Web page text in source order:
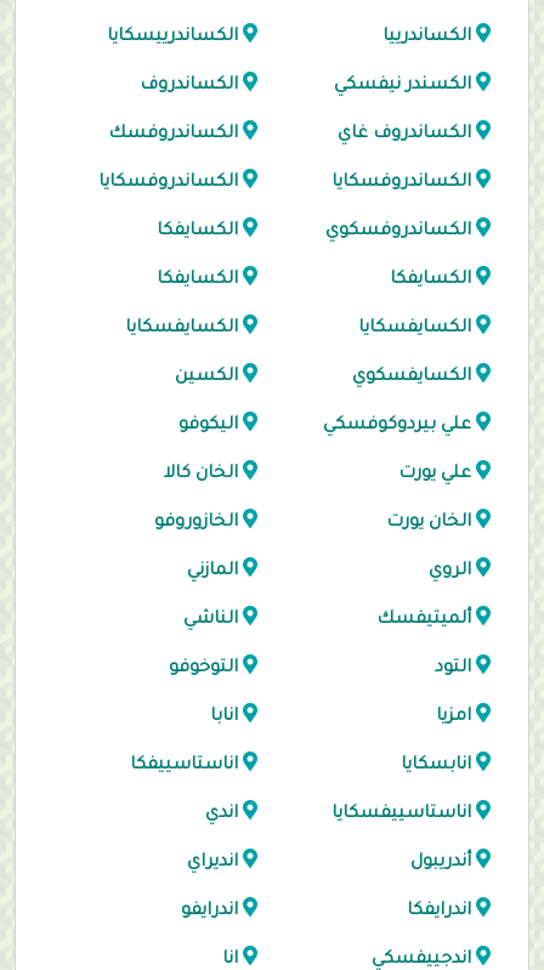
الكساندرييا الكساندرييسكايا
الكسندر نيفسكي الكساندروف
الكساندروف غاي الكساندروفسك
الكساندروفسكايا الكساندروفسكايا
الكساندروفسكوي الكسايفكا
الكسايفكا الكسايفكا
الكسايفسكايا الكسايفسكايا
الكسايفسكوي الكسين
علي بيردوكوفسكي اليكوفو
علي يورت الخان كالا
الخان يورت الخازوروفو
الروي المازني
ألميتيفسك الناشي
التود التوخوفو
امزيا انابا
انابسكايا اناستاسييفكا
اناستاسييفسكايا اندي
أندريبول انديراي
اندرايفكا اندرايفو
اندجييفسكي انا